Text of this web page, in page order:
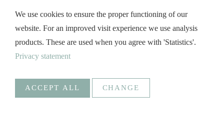
Sortimo System als Bettunterkonstruktion und knapp 2m
Liegefläche. Stromversorgung über 12V und 220V,
Wassertank mit elektronischer Pumpe anstelle des
Dieseltanks. Radio und Beleuchtung verbaut.
We use cookies to ensure the proper functioning of our
website. For an improved visit experience we use analysis
products. These are used when you agree with 'Statistics'.
Privacy statement
ACCEPT ALL CHANGE